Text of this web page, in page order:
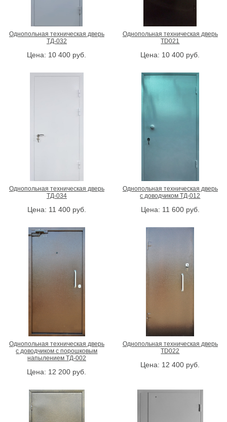
Однопольная техническая дверь
ТД-032
Цена: 10 400 руб.
Однопольная техническая дверь
TD021
Цена: 10 400 руб.
Однопольная техническая дверь
ТД-034
Цена: 11 400руб.
Однопольная техническая дверь
с доводчиком ТД-012
Цена: 11 600руб.
Однопольная техническая дверь
с доводчиком с порошковым
напылением ТД-002
Цена: 12 200 руб.
Однопольная техническая дверь
TD022
Цена: 12 400 руб.